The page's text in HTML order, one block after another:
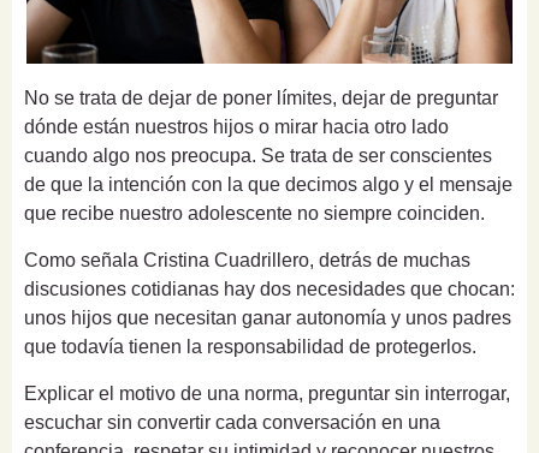
No se trata de dejar de poner límites, dejar de preguntar
dónde están nuestros hijos o mirar hacia otro lado
cuando algo nos preocupa. Se trata de ser conscientes
de que la intención con la que decimos algo y el mensaje
que recibe nuestro adolescente no siempre coinciden.
Como señala Cristina Cuadrillero, detrás de muchas
discusiones cotidianas hay dos necesidades que chocan:
unos hijos que necesitan ganar autonomía y unos padres
que todavía tienen la responsabilidad de protegerlos.
Explicar el motivo de una norma, preguntar sin interrogar,
escuchar sin convertir cada conversación en una